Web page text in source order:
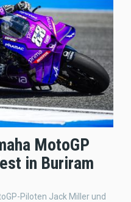
MotoGP
in Buriram
Piloten Jack Miller und